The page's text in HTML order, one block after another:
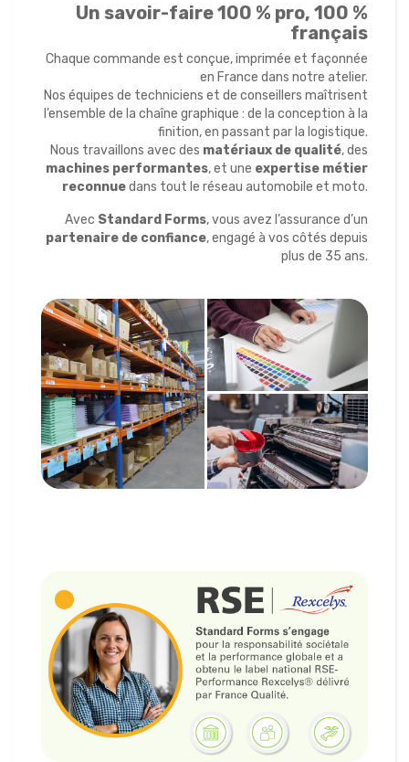
Un savoir-faire 100 % pro, 100 %
français
Chaque commande est conçue, imprimée et façonnée
en France dans notre atelier.
Nos équipes de techniciens et de conseillers maîtrisent
l’ensemble de la chaîne graphique : de la conception à la
finition, en passant par la logistique.
Nous travaillons avec des matériaux de qualité, des
machines performantes, et une expertise métier
reconnuedans tout le réseau automobile et moto.
Avec Standard Forms, vous avez l’assurance d’un
partenaire de confiance, engagé à vos côtés depuis
plus de 35 ans.